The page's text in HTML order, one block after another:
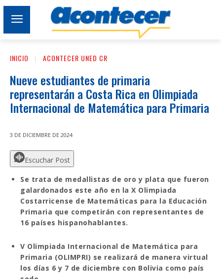
INICIO ACONTECER UNED CR
Nueve estudiantes de primaria
representarán a Costa Rica en Olimpiada
Internacional de Matemática para Primaria
3 DE DICIEMBRE DE 2024
Escuchar Post
Se trata de medallistas de oro y plata que fueron
galardonados este año en la X Olimpiada
Costarricense de Matemáticas para la Educación
Primaria que competirán con representantes de
16 países hispanohablantes.
V Olimpiada Internacional de Matemática para
Primaria (OLIMPRI) se realizará de manera virtual
los días 6 y 7 de diciembre con Bolivia como país